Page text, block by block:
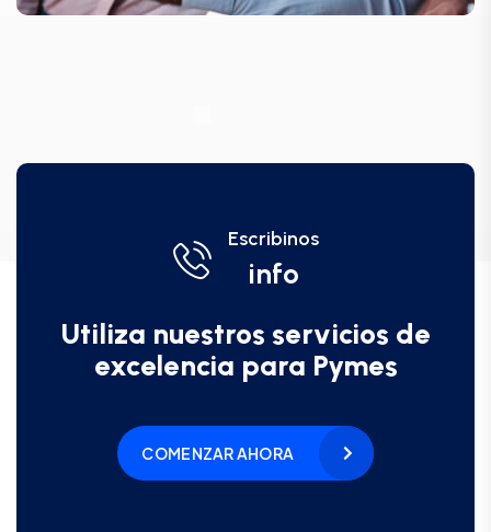
Escribinos
info
Utiliza nuestros servicios de
excelencia para Pymes
COMENZAR AHORA